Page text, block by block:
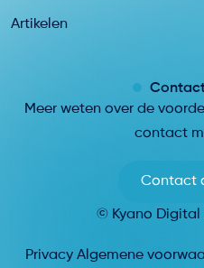
Artikelen
Meer weten over de
contact
Contact
© Kyano Digital
Privacy Algemene